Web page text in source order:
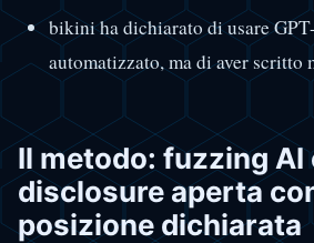
bikini ha dichiarato di usare
automatizzato, ma di aver scritto
Il metodo: fuzzing AI
disclosure aperta
posizione dichiarata